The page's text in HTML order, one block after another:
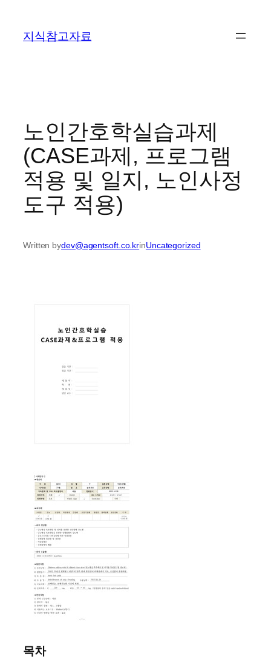
지식참고자료
노인간호학실습과제
(CASE과제, 프로그램
적용 및 일지, 노인사정
도구 적용)
Written bydev@agentsoft.co.krinUncategorized
목차